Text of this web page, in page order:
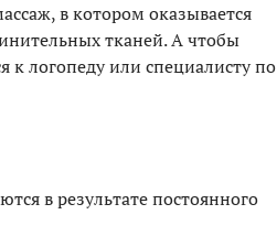
в котором оказывается
тканей. А чтобы
к логопеду или специалисту по
в результате постоянного